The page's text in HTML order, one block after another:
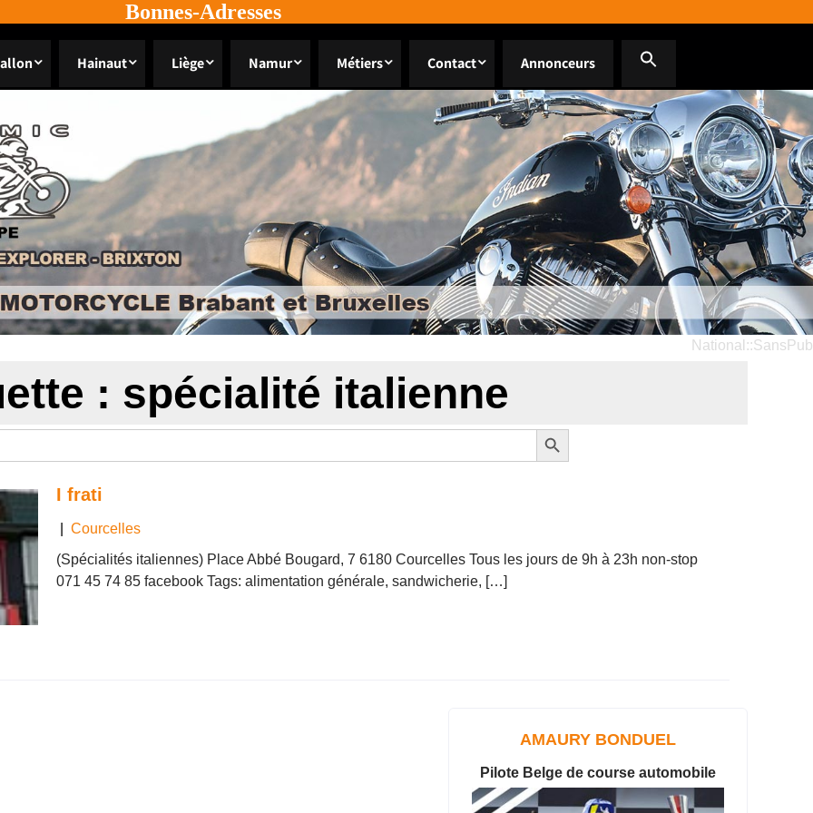
Bonnes-Adresses
Hainaut Liège Namur Métiers Contact Annonceurs
National::SansPub
: spécialité italienne
Search Button
I frati
Courcelles
(Spécialités italiennes) Place Abbé Bougard, 7 6180 Courcelles Tous les jours de 9h à 23h non-stop
071 45 74 85 facebook Tags: alimentation générale, sandwicherie, […]
AMAURY BONDUEL
Pilote Belge de course automobile